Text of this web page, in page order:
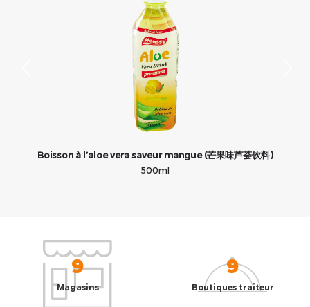
Boisson à l’aloe vera saveur mangue (芒果味芦荟饮料)
500ml
9
Magasins
9
Boutiques traiteur